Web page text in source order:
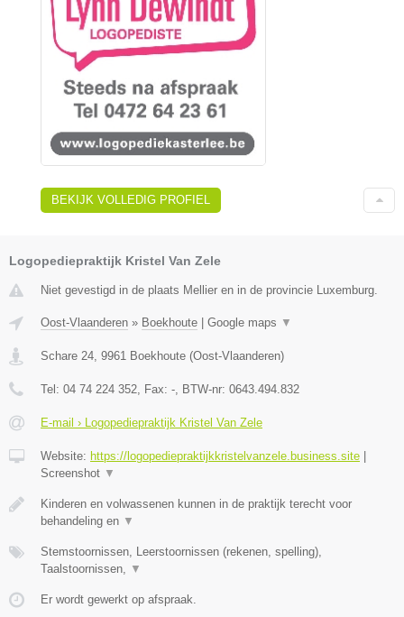
BEKIJK VOLLEDIG PROFIEL
Logopediepraktijk Kristel Van Zele
Niet gevestigd in de plaats Mellier en in de provincie Luxemburg.
Oost-Vlaanderen » Boekhoute Google maps ▼
Schare 24 9961 Boekhoute (Oost-Vlaanderen)
Tel: 04 74 224 352 , Fax: - , BTW-nr: 0643.494.832
E-mail › Logopediepraktijk Kristel Van Zele
Website: https://logopediepraktijkkristelvanzele.business.site
Screenshot ▼
Kinderen en volwassenen kunnen in de praktijk terecht voor
behandeling en ▼
Stemstoornissen, Leerstoornissen (rekenen, spelling),
Taalstoornissen,
▼
Er wordt gewerkt op afspraak.